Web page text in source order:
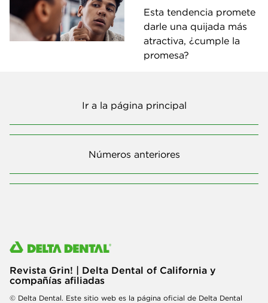
Esta tendencia promete
darle una quijada más
atractiva, ¿cumple la
promesa?
Ir a la página principal
Números anteriores
Revista Grin! | Delta Dental of California y
compañías afiliadas
© Delta Dental. Este sitio web es la página oficial de Delta Dental